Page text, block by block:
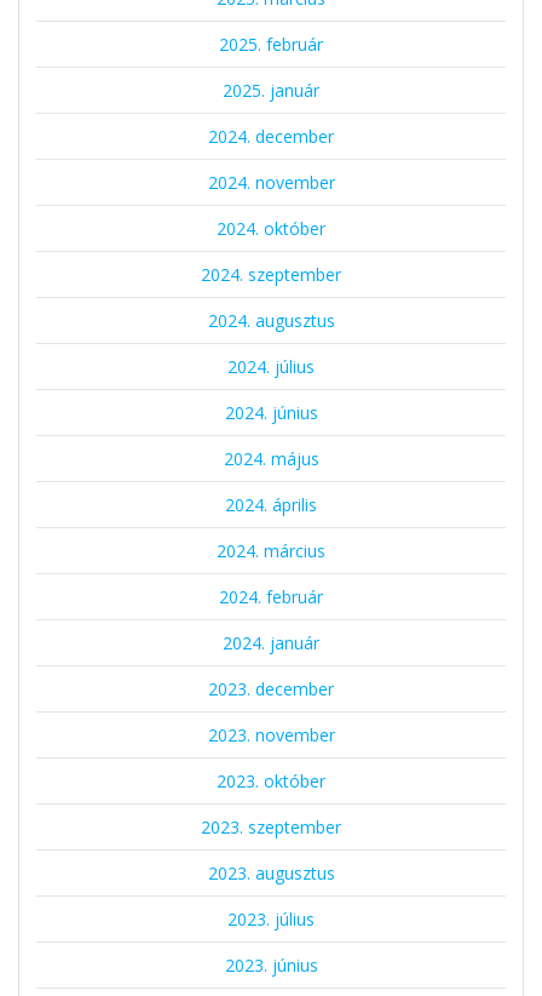
2025. február
2025. január
2024. december
2024. november
2024. október
2024. szeptember
2024. augusztus
2024. július
2024. június
2024. május
2024. április
2024. március
2024. február
2024. január
2023. december
2023. november
2023. október
2023. szeptember
2023. augusztus
2023. július
2023. június